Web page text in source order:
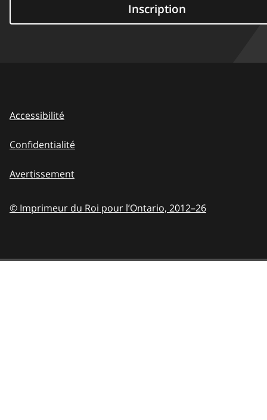
Inscription
Accessibilité
Confidentialité
Avertissement
© Imprimeur du Roi pour l’Ontario, 2012–26